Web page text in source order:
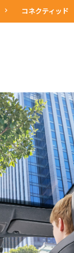
コネクティッド